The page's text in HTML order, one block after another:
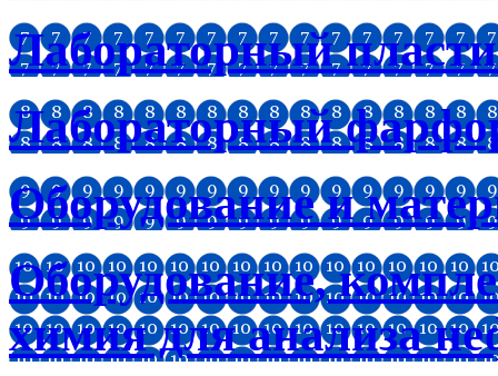
Лабораторный
Лабораторный
Оборудование и
Оборудование,
химия для анализа